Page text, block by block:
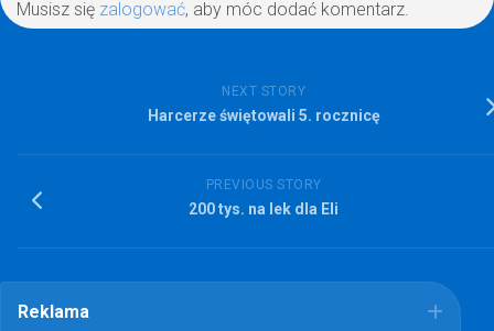
Musisz się zalogować, aby móc dodać komentarz.
NEXT STORY
Harcerze świętowali 5. rocznicę
PREVIOUS STORY
200 tys. na lek dla Eli
Reklama